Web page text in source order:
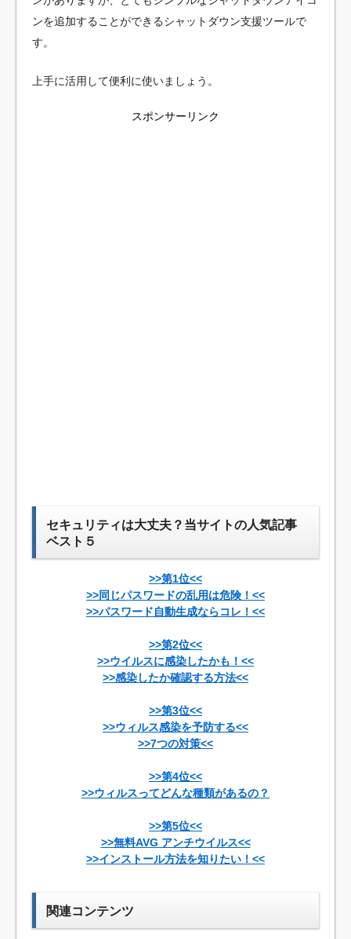
ンを追加することができるシャットダウン支援ツールで
す。
上手に活用して便利に使いましょう。
スポンサーリンク
セキュリティは大丈夫？当サイトの人気記事
ベスト５
>>第1位<<
>>同じパスワードの乱用は危険！<<
>>パスワード自動生成ならコレ！<<
>>第2位<<
>>ウイルスに感染したかも！<<
>>感染したか確認する方法<<
>>第3位<<
>>ウィルス感染を予防する<<
>>7つの対策<<
>>第4位<<
>>ウィルスってどんな種類があるの？
>>第5位<<
>>無料AVG アンチウイルス<<
>>インストール方法を知りたい！<<
関連コンテンツ